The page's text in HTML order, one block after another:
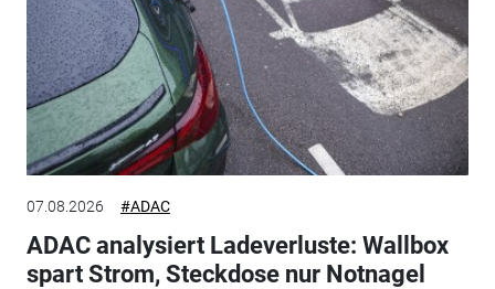
07.08.2026 #ADAC
ADAC analysiert Ladeverluste: Wallbox
spart Strom, Steckdose nur Notnagel